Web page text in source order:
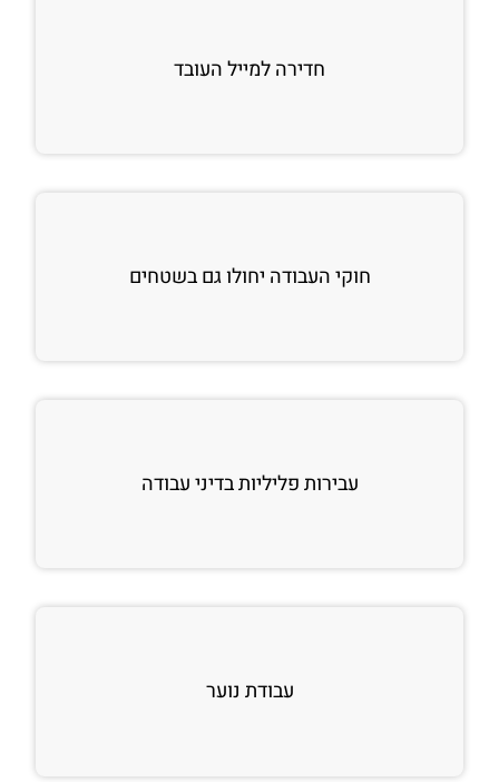
חדירה למייל העובד
חוקי העבודה יחולו גם בשטחים
עבירות פליליות בדיני עבודה
עבודת נוער